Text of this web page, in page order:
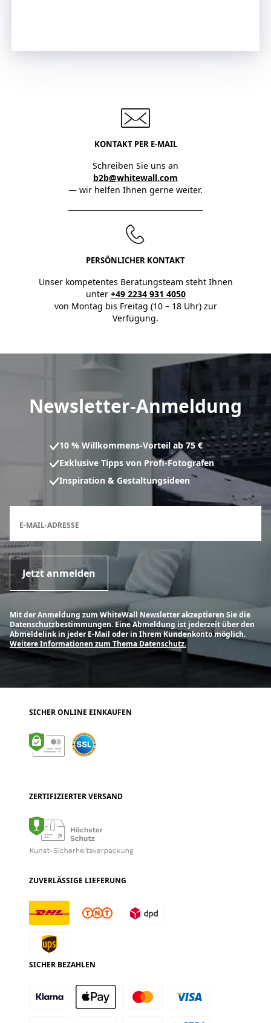
KONTAKT PER E-MAIL
Schreiben Sie uns an
b2b@whitewall.com
— wir helfen Ihnen gerne weiter.
PERSÖNLICHER KONTAKT
Unser kompetentes Beratungsteam steht Ihnen
unter +49 2234 931 4050
von Montag bis Freitag (10 – 18 Uhr) zur
Verfügung.
Newsletter-Anmeldung
10 % Willkommens-Vorteil ab 75 €
Exklusive Tipps von Profi-Fotografen
Inspiration & Gestaltungsideen
E-MAIL-ADRESSE
Jetzt anmelden
Mit der Anmeldung zum WhiteWall Newsletter akzeptieren Sie die
Datenschutzbestimmungen. Eine Abmeldung ist jederzeit über den
Abmeldelink in jeder E-Mail oder in Ihrem Kundenkonto möglich.
Weitere Informationen zum Thema Datenschutz.
SICHER ONLINE EINKAUFEN
ZERTIFIZIERTER VERSAND
ZUVERLÄSSIGE LIEFERUNG
SICHER BEZAHLEN